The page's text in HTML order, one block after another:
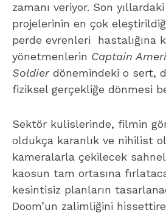
zamanı veriyor. Son
projelerinin en çok
perde evrenleri hastalığına
yönetmenlerin Captain
Soldierdönemindeki o sert,
fiziksel gerçekliğe dönmesi
Sektör kulislerinde, filmin
oldukça karanlık ve nihilist
kameralarla çekilecek
kaosun tam ortasına
kesintisiz planların
Doom’un zalimliğini